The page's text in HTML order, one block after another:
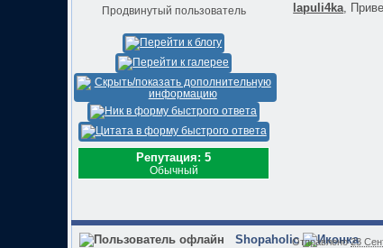
Продвинутый пользователь
Репутация: 5
Обычный
lapuli4ka,
ShopaholicОтправлено23